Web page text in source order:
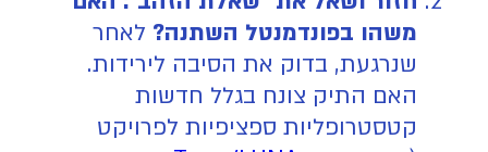
משהו בפונדמנטל השתנה? לאחר
שנרגעת, בדוק את הסיבה לירידות.
האם התיק צונח בגלל חדשות
קטסטרופליות ספציפיות לפרויקט